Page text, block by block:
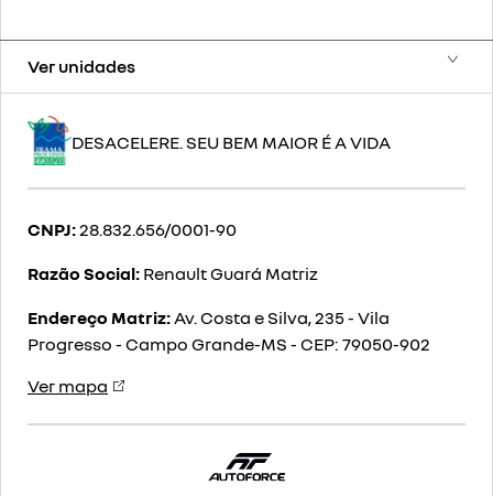
Ver unidades
DESACELERE. SEU BEM MAIOR É A VIDA
CNPJ:28.832.656/0001-90
Razão Social: Renault Guará Matriz
Endereço Matriz: Av. Costa e Silva, 235 - Vila
Progresso - Campo Grande-MS - CEP: 79050-902
Ver mapa